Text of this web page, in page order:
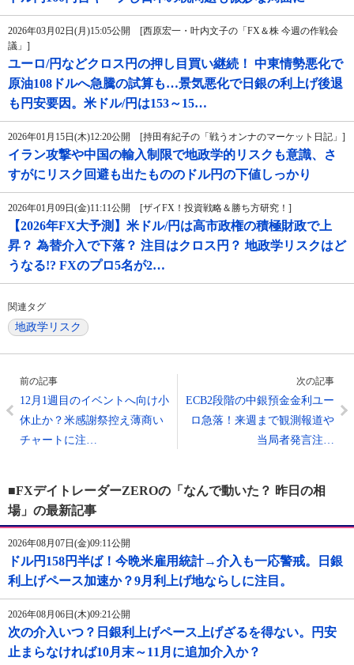
2026年03月02日(月)15:05公開 [西原宏一・叶内文子の「FX＆株 今週の作戦会
議」]
ユーロ/円などクロス円の押し目買い継続！ 中東情勢悪化で
原油108ドルへ急騰の試算も…景気悪化で日銀の利上げ後退
も円安要因。米ドル/円は153～15…
2026年01月15日(木)12:20公開 [持田有紀子の「戦うオンナのマーケット日記」]
イラン攻撃や中国の輸入制限で地政学的リスクも意識、さ
すがにリスク回避も出たもののドル円の下値しっかり
2026年01月09日(金)11:11公開 [ザイFX！投資戦略＆勝ち方研究！]
【2026年FX大予測】米ドル/円は高市政権の積極財政で上
昇？ 為替介入で下落？ 注目はクロス円？ 地政学リスクはど
うなる!? FXのプロ5名が2…
関連タグ
地政学リスク
前の記事
12月1週目のイベントへ向け小
休止か？米感謝祭控え薄商い
チャートに注…
次の記事
ECB2段階の中銀預金金利ユー
ロ急落！来週まで観測報道や
当局者発言注…
■FXデイトレーダーZEROの「なんで動いた？ 昨日の相
場」の最新記事
2026年08月07日(金)09:11公開
ドル円158円半ば！今晩米雇用統計→介入も一応警戒。日銀
利上げペース加速か？9月利上げ地ならしに注目。
2026年08月06日(木)09:21公開
次の介入いつ？日銀利上げペース上げざるを得ない。円安
止まらなければ10月末～11月に追加介入か？